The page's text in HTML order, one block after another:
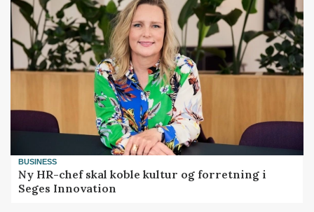
BUSINESS
Ny HR-chef skal koble kultur og forretning i
Seges Innovation